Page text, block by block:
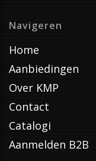
Navigeren
Home
Aanbiedingen
Over KMP
Contact
Catalogi
Aanmelden B2B